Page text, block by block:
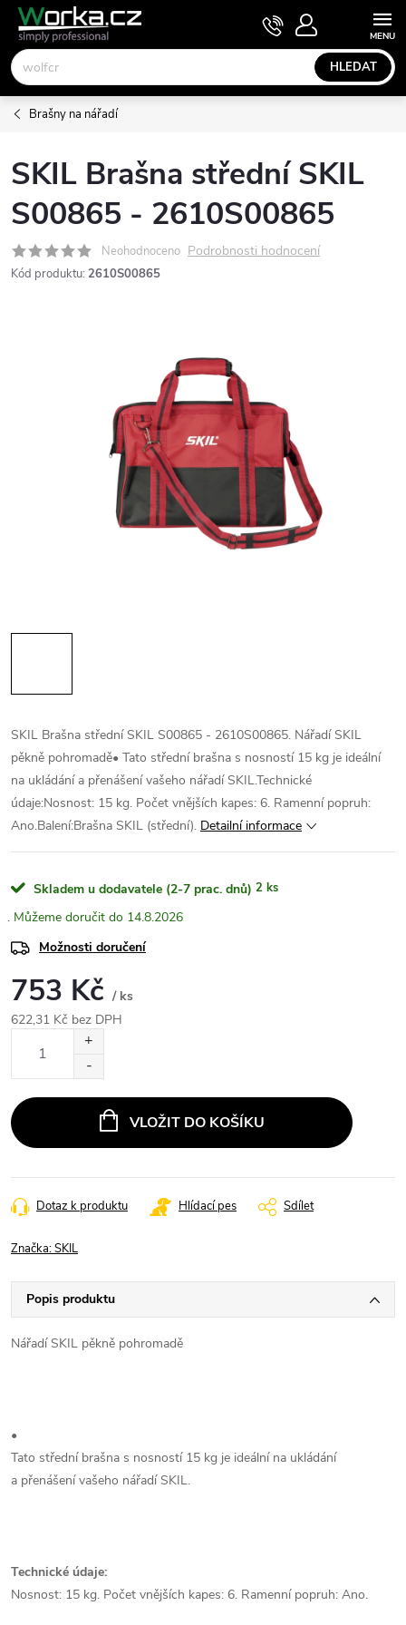
Přejít
obsah
HLEDAT
NÁKUPNÍ
KOŠÍK
Brašny na nářadí
SKIL Brašna střední SKIL
S00865 - 2610S00865
Neohodnoceno Podrobnosti hodnocení
Kód produktu: 2610S00865
SKIL Brašna střední SKIL S00865 - 2610S00865. Nářadí SKIL
pěkně pohromadě• Tato střední brašna s nosností 15 kg je ideální
na ukládání a přenášení vašeho nářadí SKIL.Technické
údaje:Nosnost: 15 kg. Počet vnějších kapes: 6. Ramenní popruh:
Ano.Balení:Brašna SKIL (střední). Detailní informace
Skladem u dodavatele (2-7 prac. dnů) 2 ks
14.8.2026
Možnosti doručení
753 Kč / ks
622,31 Kč bez DPH
VLOŽIT DO KOŠÍKU
Dotaz k produktu Hlídací pes Sdílet
Značka:SKIL
Popis produktu
Nářadí SKIL pěkně pohromadě
•
Tato střední brašna s nosností 15 kg je ideální na ukládání
a přenášení vašeho nářadí SKIL.
Technické údaje:
Nosnost: 15 kg. Počet vnějších kapes: 6. Ramenní popruh: Ano.